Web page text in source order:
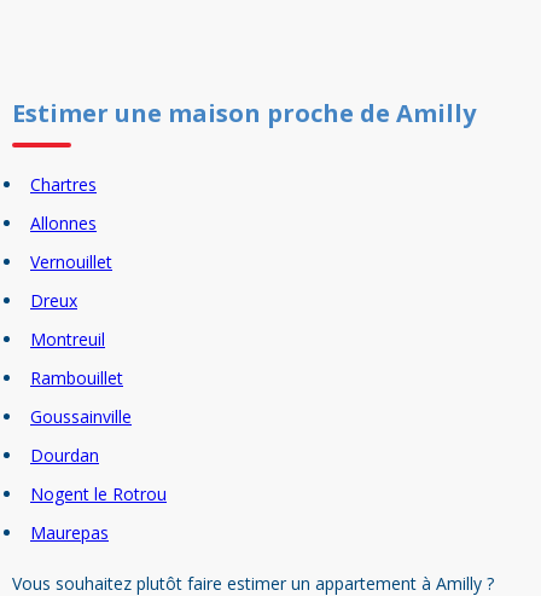
Estimer une maison proche de Amilly
Chartres
Allonnes
Vernouillet
Dreux
Montreuil
Rambouillet
Goussainville
Dourdan
Nogent le Rotrou
Maurepas
Vous souhaitez plutôt faire estimer un appartement à Amilly ?